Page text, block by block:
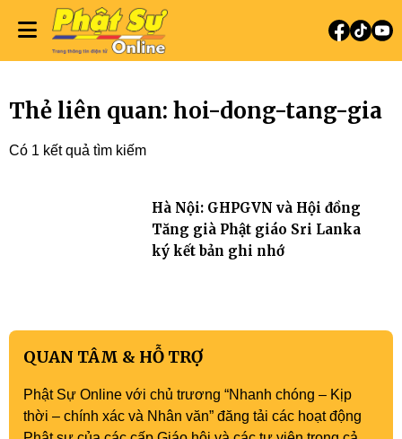
Thẻ liên quan: hoi-dong-tang-gia
Có 1 kết quả tìm kiếm
Hà Nội: GHPGVN và Hội đồng
Tăng già Phật giáo Sri Lanka
ký kết bản ghi nhớ
QUAN TÂM & HỖ TRỢ
Phật Sự Online với chủ trương “Nhanh chóng – Kịp
thời – chính xác và Nhân văn” đăng tải các hoạt động